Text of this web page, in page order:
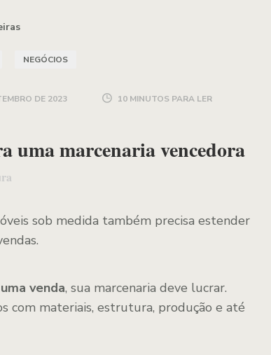
NEGÓCIOS
DE 2023 10 MINUTOS PARA LER
uma marcenaria vencedora
sob medida também precisa estender
venda, sua marcenaria deve lucrar.
com materiais, estrutura, produção e até